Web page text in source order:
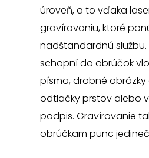
úroveň, a to vďaka
gravírovaniu, ktoré
nadštandardnú službu.
schopní do obrúčok
písma, drobné obrázky
odtlačky prstov alebo
podpis. Gravírovanie
obrúčkam punc